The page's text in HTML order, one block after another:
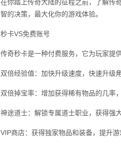
在你踏上传奇大陆的征程之前，了解传
智的决策，最大化你的游戏体验。
秒卡VS免费账号
传奇秒卡是一种付费服务，它为玩家提
双倍经验值：加快升级速度，快速升级角
双倍掉宝率：增加获得稀有物品的几率
神途道士：解锁专属道士职业，获得强
VIP商店：获得独家物品和装备，提升游